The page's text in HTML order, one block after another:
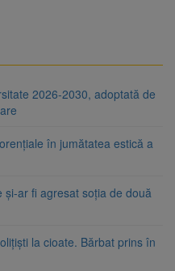
2026-2030, adoptată de
în jumătatea estică a
și-ar fi agresat soția de două
la cioate. Bărbat prins în